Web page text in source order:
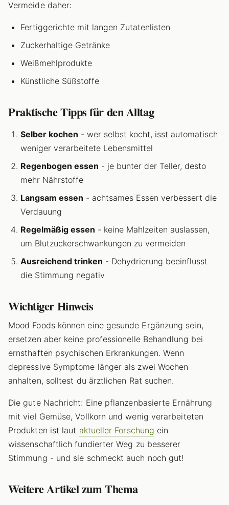
Vermeide daher:
Fertiggerichte mit langen Zutatenlisten
Zuckerhaltige Getränke
Weißmehlprodukte
Künstliche Süßstoffe
Praktische Tipps für den Alltag
Selber kochen - wer selbst kocht, isst automatisch
weniger verarbeitete Lebensmittel
Regenbogen essen - je bunter der Teller, desto
mehr Nährstoffe
Langsam essen - achtsames Essen verbessert die
Verdauung
Regelmäßig essen - keine Mahlzeiten auslassen,
um Blutzuckerschwankungen zu vermeiden
Ausreichend trinken - Dehydrierung beeinflusst
die Stimmung negativ
Wichtiger Hinweis
Mood Foods können eine gesunde Ergänzung sein,
ersetzen aber keine professionelle Behandlung bei
ernsthaften psychischen Erkrankungen. Wenn
depressive Symptome länger als zwei Wochen
anhalten, solltest du ärztlichen Rat suchen.
Die gute Nachricht: Eine pflanzenbasierte Ernährung
mit viel Gemüse, Vollkorn und wenig verarbeiteten
Produkten ist laut aktueller Forschung ein
wissenschaftlich fundierter Weg zu besserer
Stimmung - und sie schmeckt auch noch gut!
Weitere Artikel zum Thema